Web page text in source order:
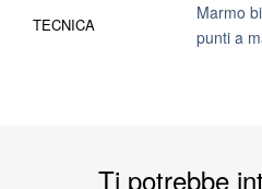
TECNICA
Marmo
punti a
Ti potrebbe